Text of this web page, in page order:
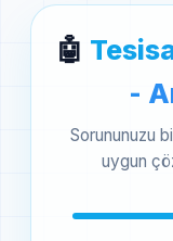
🤖
-
Sorununuzu
uygun